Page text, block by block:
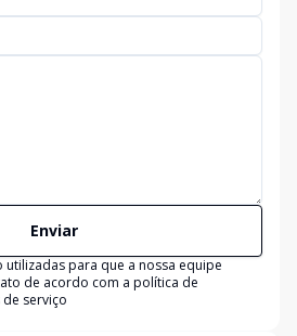
Enviar
utilizadas para que a nossa equipe
de acordo com a política de
serviço